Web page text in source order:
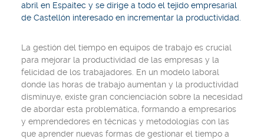
abril en Espaitec y se dirige a todo el tejido empresarial
de Castellón interesado en incrementar la productividad.
La gestión del tiempo en equipos de trabajo es crucial
para mejorar la productividad de las empresas y la
felicidad de los trabajadores. En un modelo laboral
donde las horas de trabajo aumentan y la productividad
disminuye, existe gran concienciación sobre la necesidad
de abordar esta problemática, formando a empresarios
y emprendedores en técnicas y metodologías con las
que aprender nuevas formas de gestionar el tiempo a